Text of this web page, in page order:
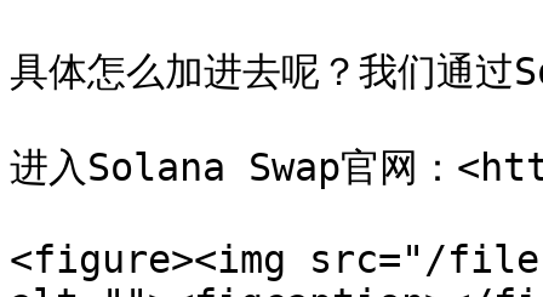
具体怎么加进去呢？我们通
进入Solana Swap官网：
<figure><img src="/files/